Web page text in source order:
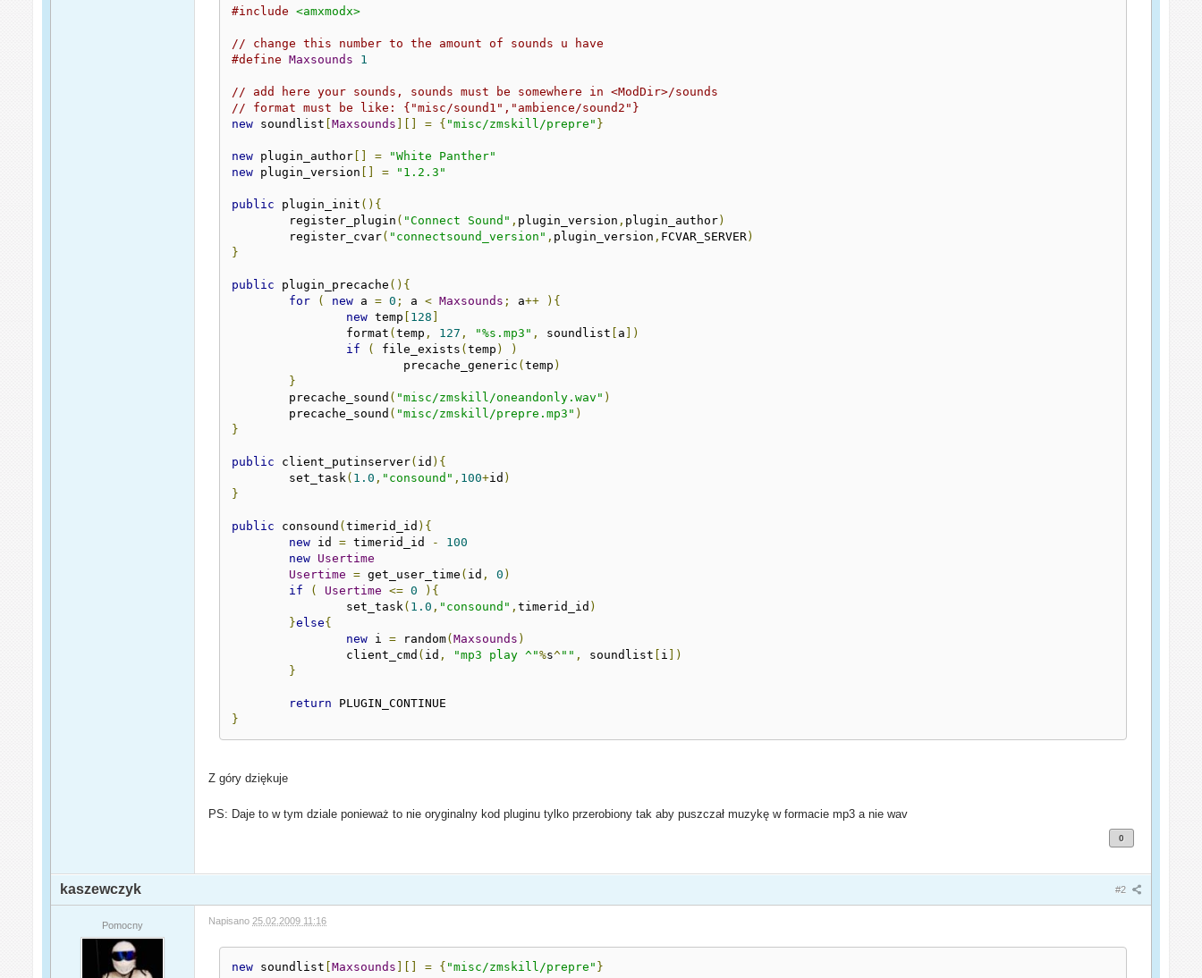
#include <amxmodx>
// change this number to the amount of sounds u have
#define
Maxsounds 1
// add here your sounds, sounds must be somewhere in <ModDir>/sounds
// format must be like: {"misc/sound1","ambience/sound2"}
new soundlist [Maxsounds ][] = { "misc/zmskill/prepre" }
new plugin_author [] =
"White Panther"
new plugin_version [] = "1.2.3"
public plugin_init (){
	register_plugin
( "Connect Sound" , plugin_version , plugin_author)
	register_cvar
( "connectsound_version" , plugin_version , FCVAR_SERVER)
}
public plugin_precache (){
for
( new a = 0 ; a < Maxsounds ; a++
){
new temp [ 128 ]
		format
(temp , 127 , "%s.mp3" , soundlist [ a ])
if
( file_exists (temp )
)
			precache_generic
(temp )
}
    	precache_sound
( "misc/zmskill/oneandonly.wav" )
    	precache_sound
( "misc/zmskill/prepre.mp3" )
}
public client_putinserver( id ){
	set_task
( 1.0 , "consound" , 100+id )
}
public consound (timerid_id ){
new id = timerid_id -
100
new Usertime
Usertime
= get_user_time ( id , 0 )
if
( Usertime <= 0
){
		set_task
( 1.0 , "consound" ,timerid_id )
}else{
new i = random(Maxsounds )
		client_cmd
( id , "mp3 play ^"%s^"" , soundlist [ i ])
}
return
}
Z góry dziękuje
PS: Daje to w tym dziale ponieważ to nie oryginalny kod pluginu tylko przerobiony tak aby puszczał muzykę w formacie mp3 a nie wav
0
#2
kaszewczyk
Pomocny Napisano 25.02.2009 11:16
new soundlist [Maxsounds ][] = { "misc/zmskill/prepre" }